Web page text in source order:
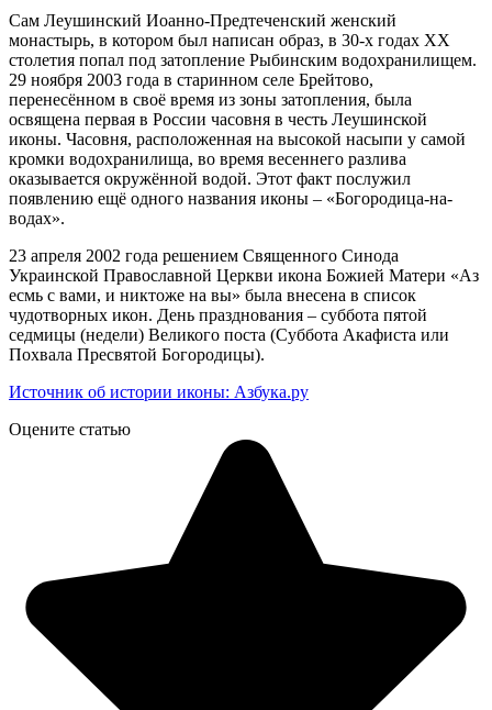
Сам Леушинский Иоанно-Предтеченский женский
монастырь, в котором был написан образ, в 30-х годах ХХ
столетия попал под затопление Рыбинским водохранилищем.
29 ноября 2003 года в старинном селе Брейтово,
перенесённом в своё время из зоны затопления, была
освящена первая в России часовня в честь Леушинской
иконы. Часовня, расположенная на высокой насыпи у самой
кромки водохранилища, во время весеннего разлива
оказывается окружённой водой. Этот факт послужил
появлению ещё одного названия иконы – «Богородица-на-
водах».
23 апреля 2002 года решением Священного Синода
Украинской Православной Церкви икона Божией Матери «Аз
есмь с вами, и никтоже на вы» была внесена в список
чудотворных икон. День празднования – суббота пятой
седмицы (недели) Великого поста (Суббота Акафиста или
Похвала Пресвятой Богородицы).
Источник об истории иконы: Азбука.ру
Оцените статью